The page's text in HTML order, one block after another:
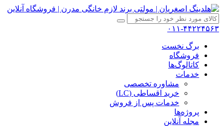
۰۱۱-۴۴۲۲۴۵۶۳
برگ نخست
فروشگاه
کاتالوگ‌ها
خدمات
مشاوره تخصصی
خرید اقساطی (LC)
خدمات پس از فروش
پروژه‌ها
مجله آنلاین